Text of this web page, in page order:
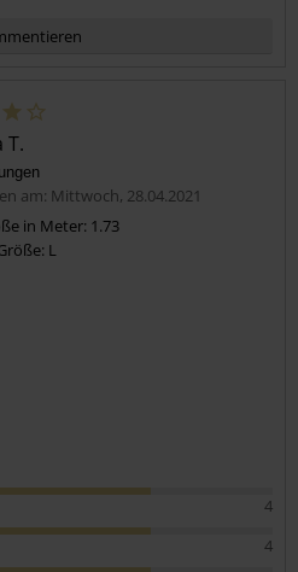
T.
am: Mittwoch, 28.04.2021
in Meter: 1.73
L
4
4